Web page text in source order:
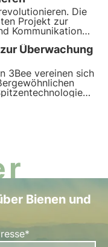
Die
Projekt zur
Kommunikation
ist es,
zu schaffen.
Überwachung
3Bee vereinen sich
bei der
Bienen und